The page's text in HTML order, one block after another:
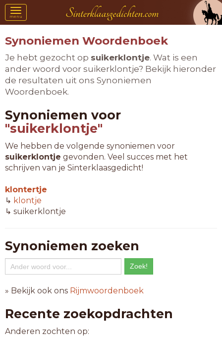
Toggle
navigation
menu
Synoniemen Woordenboek
Je hebt gezocht op suikerklontje. Wat is een
ander woord voor suikerklontje? Bekijk hieronder
de resultaten uit ons Synoniemen
Woordenboek.
Synoniemen voor
"suikerklontje"
We hebben de volgende synoniemen voor
suikerklontje gevonden. Veel succes met het
schrijven van je Sinterklaasgedicht!
klontertje
↳ klontje
↳ suikerklontje
Synoniemen zoeken
» Bekijk ook ons Rijmwoordenboek
Recente zoekopdrachten
Anderen zochten op: